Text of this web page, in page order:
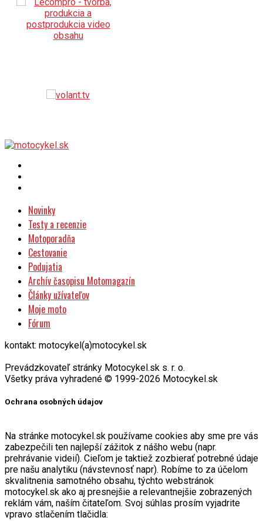
Novinky
Testy a recenzie
Motoporadňa
Cestovanie
Podujatia
Archív časopisu Motomagazín
Články užívateľov
Moje moto
Fórum
kontakt: motocykel(a)motocykel.sk
Prevádzkovateľ stránky Motocykel.sk s. r. o.
Všetky práva vyhradené © 1999-2026 Motocykel.sk
Ochrana osobných údajov
Na stránke motocykel.sk používame cookies aby sme pre vás
zabezpečili ten najlepší zážitok z nášho webu (napr.
prehrávanie videií). Cieľom je taktiež zozbierať potrebné údaje
pre našu analytiku (návstevnosť napr). Robíme to za účelom
skvalitnenia samotného obsahu, týchto webstránok
motocykel.sk ako aj presnejšie a relevantnejšie zobrazených
reklám vám, naším čitateľom. Svoj súhlas prosím vyjadrite
vpravo stlačením tlačidla: